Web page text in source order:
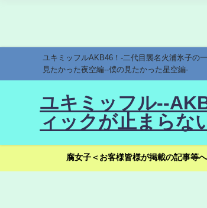
ユキミッフルAKB46！-二代目襲名火浦氷子の
見たかった夜空編--僕の見たかった星空編-
ユキミッフル--
ィックが止まらな
腐女子＜お客様皆様が掲載の記事等